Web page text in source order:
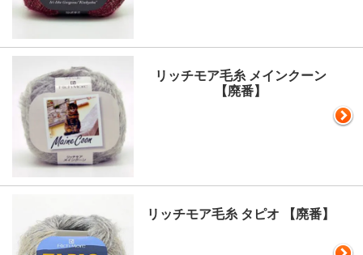
リッチモア毛糸 メインクーン
【廃番】
リッチモア毛糸 タピオ 【廃番】